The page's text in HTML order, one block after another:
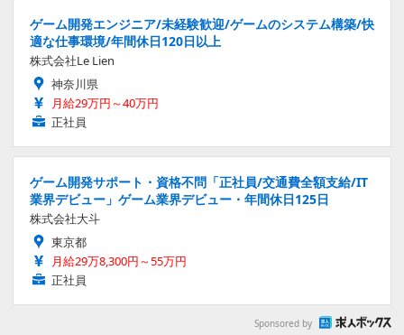
ゲーム開発エンジニア/未経験歓迎/ゲームのシステム構築/快
適な仕事環境/年間休日120日以上
株式会社Le Lien
神奈川県
月給29万円～40万円
正社員
ゲーム開発サポート・資格不問「正社員/交通費全額支給/IT
業界デビュー」ゲーム業界デビュー・年間休日125日
株式会社大斗
東京都
月給29万8,300円～55万円
正社員
Sponsored by